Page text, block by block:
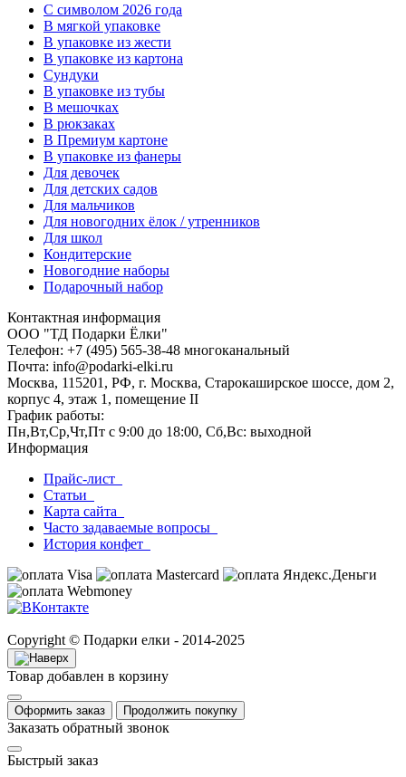
C символом 2026 года
В мягкой упаковке
В упаковке из жести
В упаковке из картона
Сундуки
В упаковке из тубы
В мешочках
В рюкзаках
В Премиум картоне
В упаковке из фанеры
Для девочек
Для детских садов
Для мальчиков
Для новогодних ёлок / утренников
Для школ
Кондитерские
Новогодние наборы
Подарочный набор
Контактная информация
ООО "ТД Подарки Ёлки"
Телефон: +7 (495) 565-38-48 многоканальный
Почта: info@podarki-elki.ru
Москва, 115201, РФ, г. Москва, Старокаширское шоссе, дом 2,
корпус 4, этаж 1, помещение II
График работы:
Пн,Вт,Ср,Чт,Пт с 9:00 до 18:00, Сб,Вс: выходной
Информация
Прайс-лист
Статьи
Карта сайта
Часто задаваемые вопросы
История конфет
Copyright © Подарки елки - 2014-2025
Товар добавлен в корзину
Оформить заказ Продолжить покупку
Заказать обратный звонок
Быстрый заказ